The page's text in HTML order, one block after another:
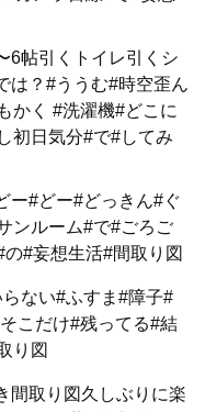
6帖引くトイレ引くシ
は？#ううむ#時空歪ん
かく #洗濯機#どこに
初日気分#で#してみ
ー#どー#どっきん#ぐ
ンルーム#で#ごろご
#妄想生活#間取り図
ない#ふすま#障子#
こだけ#残ってる#結
り図
間取り図久しぶりに楽